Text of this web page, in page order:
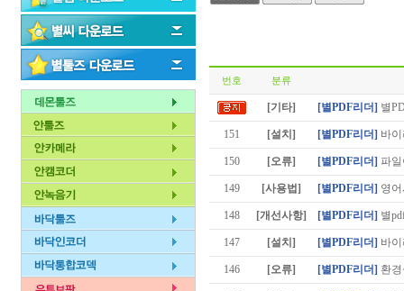
번호 분류
[기타] [별PDF리더] 별
151 [설치] [별PDF리더] 바
150 [오류] [별PDF리더] 파
149 [사용법] [별PDF리더] 영
148 [개선사항] [별PDF리더] 별
147 [설치] [별PDF리더] 바
146 [오류] [별PDF리더] 환